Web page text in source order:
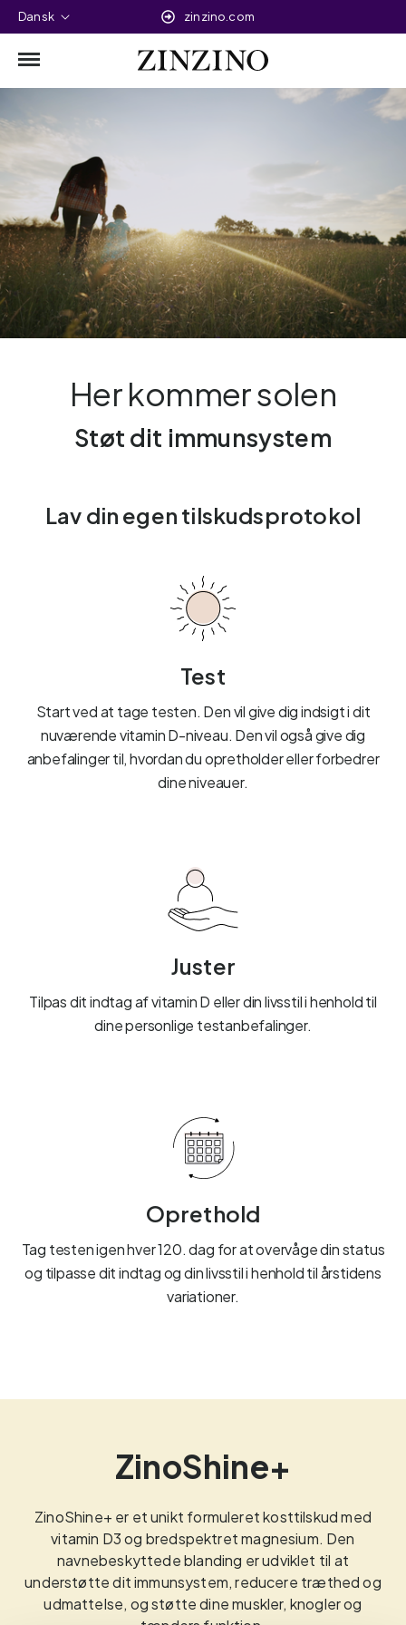
Dansk zinzino.com
Her kommer solen
Støt dit immunsystem
Lav din egen tilskudsprotokol
Test
Start ved at tage testen. Den vil give dig indsigt i dit
nuværende vitamin D-niveau. Den vil også give dig
anbefalinger til, hvordan du opretholder eller forbedrer
dine niveauer.
Juster
Tilpas dit indtag af vitamin D eller din livsstil i henhold til
dine personlige testanbefalinger.
Oprethold
Tag testen igen hver 120. dag for at overvåge din status
og tilpasse dit indtag og din livsstil i henhold til årstidens
variationer.
ZinoShine+
ZinoShine+ er et unikt formuleret kosttilskud med
vitamin D3 og bredspektret magnesium. Den
navnebeskyttede blanding er udviklet til at
understøtte dit immunsystem, reducere træthed og
udmattelse, og støtte dine muskler, knogler og